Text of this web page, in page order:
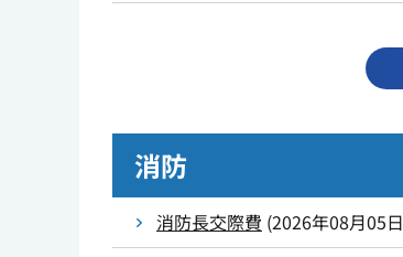
消防
消防長交際費 (2026年08月05日